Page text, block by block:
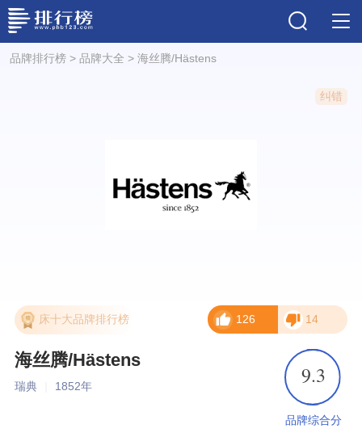
品牌排行榜> 品牌大全 > 海丝腾/Hästens
纠错
床十大品牌排行榜 126 14
海丝腾/Hästens
瑞典 1852年 9.3
品牌综合分